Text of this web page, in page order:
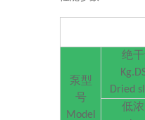
泵型
号
Model
绝干
Dried
低